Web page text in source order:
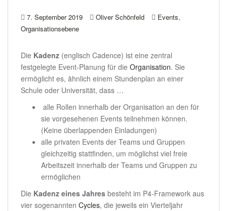
7. September 2019 Oliver Schönfeld Events,
Organisationsebene
Die Kadenz (englisch Cadence) ist eine zentral
festgelegte Event-Planung für die Organisation. Sie
ermöglicht es, ähnlich einem Stundenplan an einer
Schule oder Universität, dass …
alle Rollen innerhalb der Organisation an den für
sie vorgesehenen Events teilnehmen können.
(Keine überlappenden Einladungen)
alle privaten Events der Teams und Gruppen
gleichzeitig stattfinden, um möglichst viel freie
Arbeitszeit innerhalb der Teams und Gruppen zu
ermöglichen
Die Kadenz eines Jahres besteht im P4-Framework aus
vier sogenannten Cycles, die jeweils ein Vierteljahr